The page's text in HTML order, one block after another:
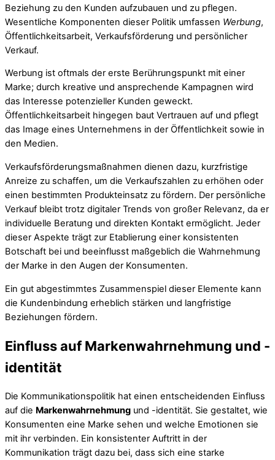
Beziehung zu den Kunden aufzubauen und zu pflegen.
Wesentliche Komponenten dieser Politik umfassen Werbung,
Öffentlichkeitsarbeit, Verkaufsförderung und persönlicher
Verkauf.
Werbung ist oftmals der erste Berührungspunkt mit einer
Marke; durch kreative und ansprechende Kampagnen wird
das Interesse potenzieller Kunden geweckt.
Öffentlichkeitsarbeit hingegen baut Vertrauen auf und pflegt
das Image eines Unternehmens in der Öffentlichkeit sowie in
den Medien.
Verkaufsförderungsmaßnahmen dienen dazu, kurzfristige
Anreize zu schaffen, um die Verkaufszahlen zu erhöhen oder
einen bestimmten Produkteinsatz zu fördern. Der persönliche
Verkauf bleibt trotz digitaler Trends von großer Relevanz, da er
individuelle Beratung und direkten Kontakt ermöglicht. Jeder
dieser Aspekte trägt zur Etablierung einer konsistenten
Botschaft bei und beeinflusst maßgeblich die Wahrnehmung
der Marke in den Augen der Konsumenten.
Ein gut abgestimmtes Zusammenspiel dieser Elemente kann
die Kundenbindung erheblich stärken und langfristige
Beziehungen fördern.
Einfluss auf Markenwahrnehmung und -
identität
Die Kommunikationspolitik hat einen entscheidenden Einfluss
auf die Markenwahrnehmung und -identität. Sie gestaltet, wie
Konsumenten eine Marke sehen und welche Emotionen sie
mit ihr verbinden. Ein konsistenter Auftritt in der
Kommunikation trägt dazu bei, dass sich eine starke